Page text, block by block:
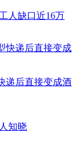
人缺口近16万
递后直接变成酒